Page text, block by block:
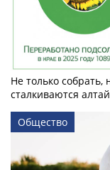
Не только
сталкиваются
Общество